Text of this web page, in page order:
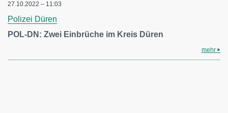
27.10.2022 – 11:03
Polizei Düren
POL-DN: Zwei Einbrüche im Kreis Düren
mehr